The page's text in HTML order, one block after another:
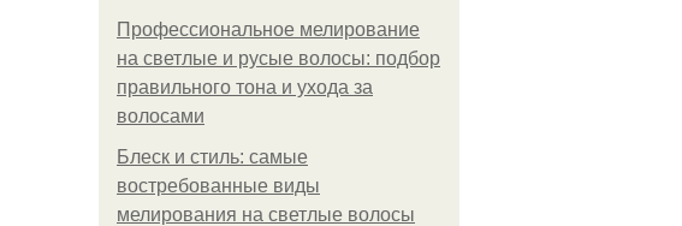
Профессиональное мелирование
на светлые и русые волосы: подбор
правильного тона и ухода за
волосами
Блеск и стиль: самые
востребованные виды
мелирования на светлые волосы